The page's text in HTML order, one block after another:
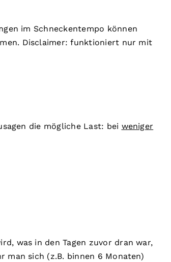
im Schneckentempo können
Disclaimer: funktioniert nur mit
die mögliche Last: bei weniger
was in den Tagen zuvor dran war,
man sich (z.B. binnen 6 Monaten)